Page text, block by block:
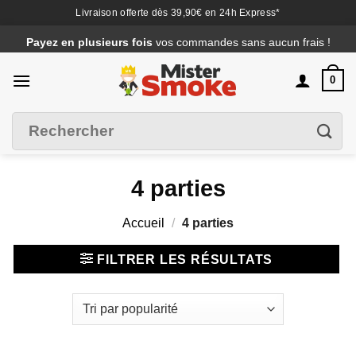
Livraison offerte dès 39,90€ en 24h Express*
au
contenu
Payez en plusieurs fois vos commandes sans aucun frais !
0
pour :
4 parties
Accueil / 4 parties
FILTRER LES RÉSULTATS